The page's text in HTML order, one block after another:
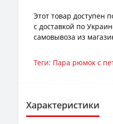
Этот товар доступен
с доставкой по
самовывоза из
Теги: Пара рюмок с
Характеристики